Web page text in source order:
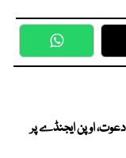
WhatsApp
اوپن ایجنڈے پر